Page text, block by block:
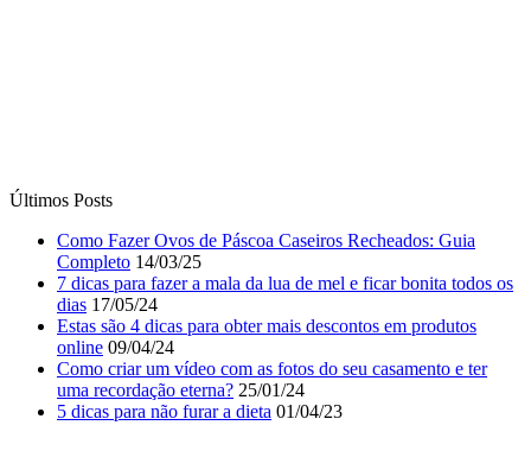
Últimos Posts
Como Fazer Ovos de Páscoa Caseiros Recheados: Guia
Completo 14/03/25
7 dicas para fazer a mala da lua de mel e ficar bonita todos os
dias 17/05/24
Estas são 4 dicas para obter mais descontos em produtos
online 09/04/24
Como criar um vídeo com as fotos do seu casamento e ter
uma recordação eterna? 25/01/24
5 dicas para não furar a dieta 01/04/23